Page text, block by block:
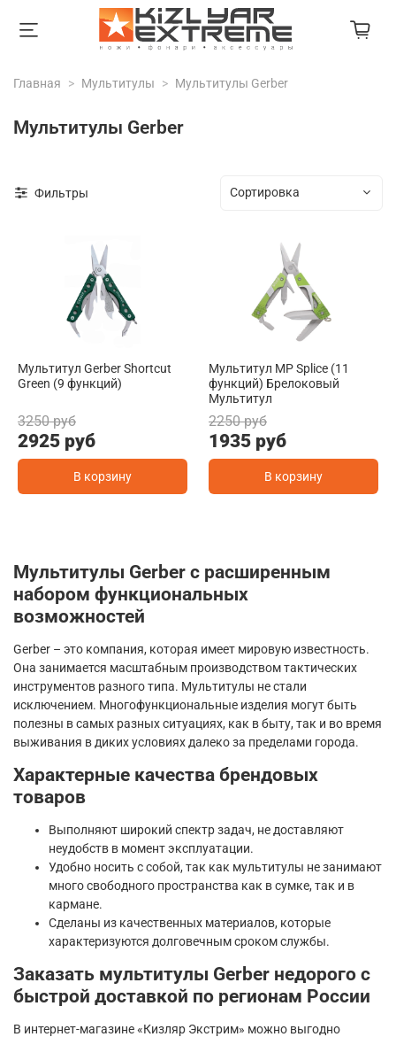
Главная Мультитулы Мультитулы Gerber
Мультитулы Gerber
Фильтры
Мультитул Gerber Shortcut
Green (9 функций)
3250 руб
2925 руб
В корзину
Мультитул MP Splice (11
функций) Брелоковый
Мультитул
2250 руб
1935 руб
В корзину
Мультитулы Gerber с расширенным
набором функциональных
возможностей
Gerber – это компания, которая имеет мировую известность.
Она занимается масштабным производством тактических
инструментов разного типа. Мультитулы не стали
исключением. Многофункциональные изделия могут быть
полезны в самых разных ситуациях, как в быту, так и во время
выживания в диких условиях далеко за пределами города.
Характерные качества брендовых
товаров
Выполняют широкий спектр задач, не доставляют
неудобств в момент эксплуатации.
Удобно носить с собой, так как мультитулы не занимают
много свободного пространства как в сумке, так и в
кармане.
Сделаны из качественных материалов, которые
характеризуются долговечным сроком службы.
Заказать мультитулы Gerber недорого с
быстрой доставкой по регионам России
В интернет-магазине «Кизляр Экстрим» можно выгодно